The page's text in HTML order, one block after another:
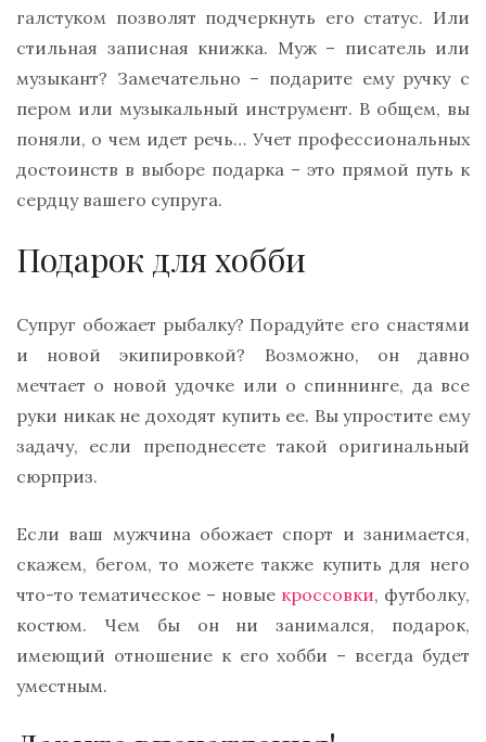
галстуком позволят подчеркнуть его статус. Или
стильная записная книжка. Муж – писатель или
музыкант? Замечательно – подарите ему ручку с
пером или музыкальный инструмент. В общем, вы
поняли, о чем идет речь… Учет профессиональных
достоинств в выборе подарка – это прямой путь к
сердцу вашего супруга.
Подарок для хобби
Супруг обожает рыбалку? Порадуйте его снастями
и новой экипировкой? Возможно, он давно
мечтает о новой удочке или о спиннинге, да все
руки никак не доходят купить ее. Вы упростите ему
задачу, если преподнесете такой оригинальный
сюрприз.
Если ваш мужчина обожает спорт и занимается,
скажем, бегом, то можете также купить для него
что-то тематическое – новые кроссовки, футболку,
костюм. Чем бы он ни занимался, подарок,
имеющий отношение к его хобби – всегда будет
уместным.